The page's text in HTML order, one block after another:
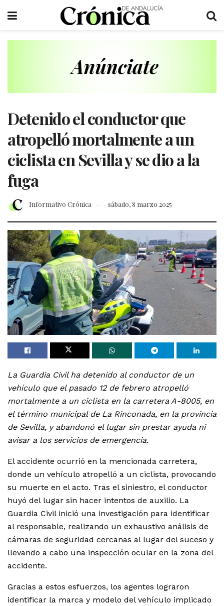
Detenido el conductor que
atropelló mortalmente a un
ciclista en Sevilla y se dio a la
fuga
Informativo Crónica sábado, 8 marzo 2025
La Guardia Civil ha detenido al conductor de un
vehículo que el pasado 12 de febrero atropelló
mortalmente a un ciclista en la carretera A-8005, en
el término municipal de La Rinconada, en la provincia
de Sevilla, y abandonó el lugar sin prestar ayuda ni
avisar a los servicios de emergencia.
El accidente ocurrió en la mencionada carretera,
donde un vehículo atropelló a un ciclista, provocando
su muerte en el acto. Tras el siniestro, el conductor
huyó del lugar sin hacer intentos de auxilio. La
Guardia Civil inició una investigación para identificar
al responsable, realizando un exhaustivo análisis de
cámaras de seguridad cercanas al lugar del suceso y
llevando a cabo una inspección ocular en la zona del
accidente.
Gracias a estos esfuerzos, los agentes lograron
identificar la marca y modelo del vehículo implicado